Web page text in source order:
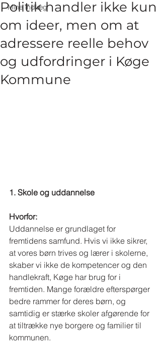
Mine indlæg
Politik handler ikke kun
om ideer, men om at
adressere reelle behov
og udfordringer i Køge
Kommune
1. Skole og uddannelse
Hvorfor:
Uddannelse er grundlaget for
fremtidens samfund. Hvis vi ikke sikrer,
at vores børn trives og lærer i skolerne,
skaber vi ikke de kompetencer og den
handlekraft, Køge har brug for i
fremtiden. Mange forældre efterspørger
bedre rammer for deres børn, og
samtidig er stærke skoler afgørende for
at tiltrække nye borgere og familier til
kommunen.